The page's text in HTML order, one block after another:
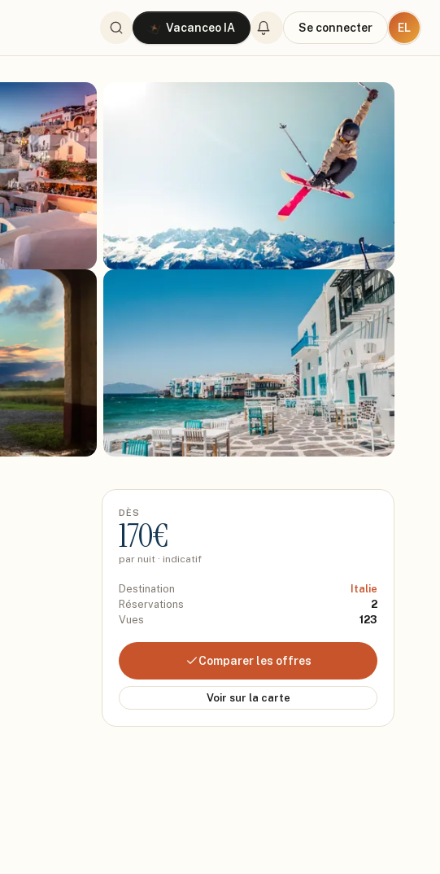
Vacanceo IA Se connecter EL
DÈS
170€
par nuit · indicatif
Destination
Italie
Réservations
2
Vues
123
Comparer les offres
Voir sur la carte